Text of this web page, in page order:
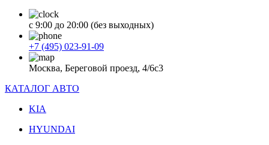
с 9:00 до 20:00 (без выходных)
+7 (495) 023-91-09
Москва, Береговой проезд, 4/6с3
КАТАЛОГ АВТО
KIA
HYUNDAI